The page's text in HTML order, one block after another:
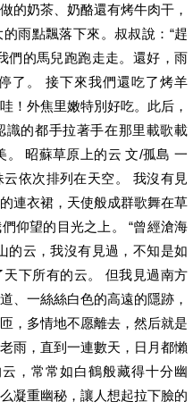
的奶茶、奶酪還有烤牛肉干，
雨點飄落下來。叔叔說：“趕
們的馬兒跑跑走走。還好，雨
了。 接下來我們還吃了烤羊
！外焦里嫩特別好吃。此后，
識的都手拉著手在那里載歌載
。 昭蘇草原上的云 文/孤島 一
依次排列在天空。 我沒有見
連衣裙，天使般成群歌舞在草
仰望的目光之上。 “曾經滄海
的云，我沒有見過，不知是如
下所有的云。 但我見過南方
、一絲絲白色的高遠的隱跡，
，多情地不愿離去，然后就是
雨，直到一連數天，日月都懶
，常常如白鶴般藏得十分幽
凝重幽秘，讓人想起拉下臉的